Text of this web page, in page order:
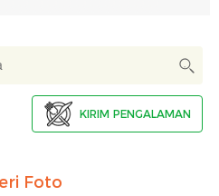
KIRIM PENGALAMAN
Foto